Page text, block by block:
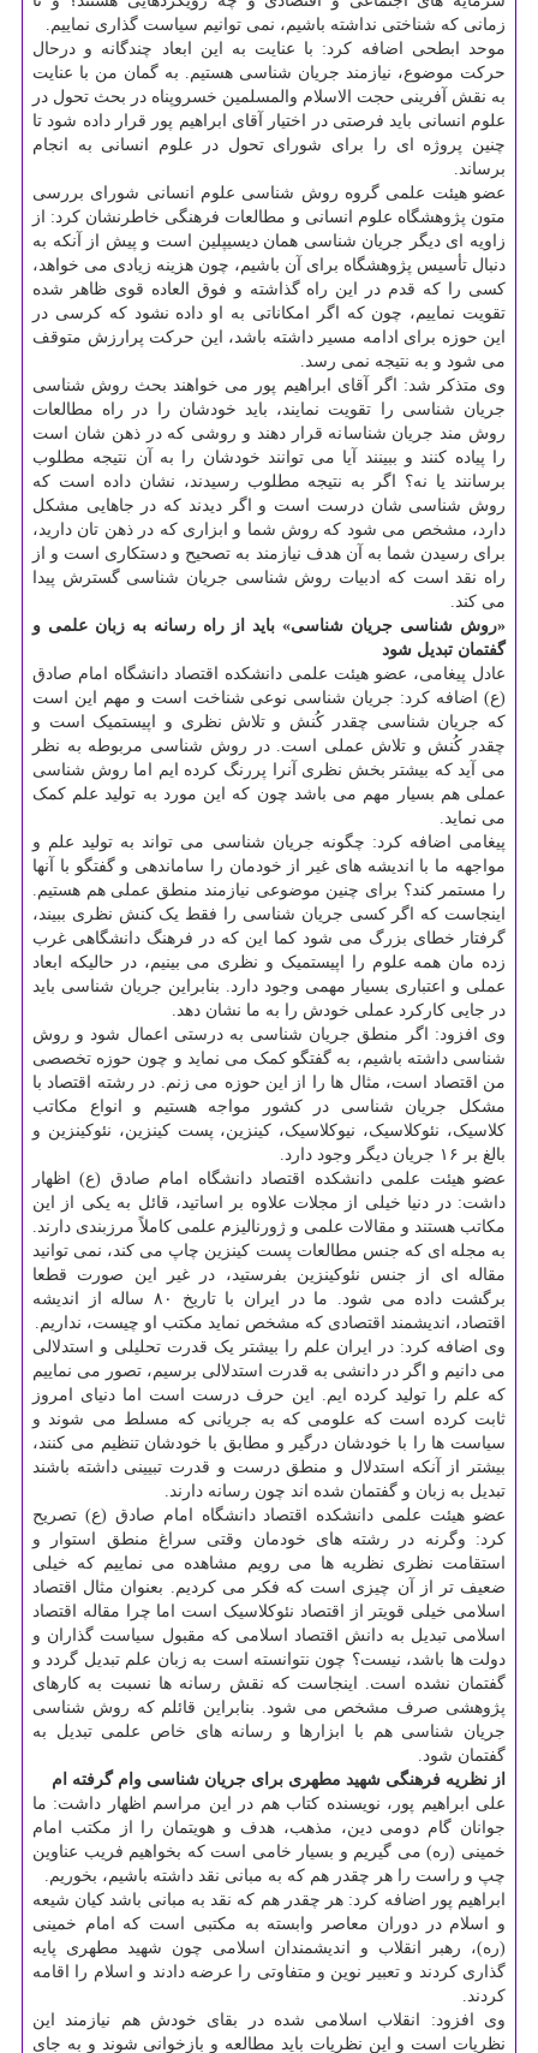
زمانی که شناختی نداشته باشیم، نمی توانیم سیاست گذاری نماییم.
موحد ابطحی اضافه کرد: با عنایت به این ابعاد چندگانه و درحال
حرکت موضوع، نیازمند جریان شناسی هستیم. به گمان من با عنایت
به نقش آفرینی حجت الاسلام والمسلمین خسروپناه در بحث تحول در
علوم انسانی باید فرصتی در اختیار آقای ابراهیم پور قرار داده شود تا
چنین پروژه ای را برای شورای تحول در علوم انسانی به انجام
برساند.
عضو هیئت علمی گروه روش شناسی علوم انسانی شورای بررسی
متون پژوهشگاه علوم انسانی و مطالعات فرهنگی خاطرنشان کرد: از
زاویه ای دیگر جریان شناسی همان دیسیپلین است و پیش از آنکه به
دنبال تأسیس پژوهشگاه برای آن باشیم، چون هزینه زیادی می خواهد،
کسی را که قدم در این راه گذاشته و فوق العاده قوی ظاهر شده
تقویت نماییم، چون که اگر امکاناتی به او داده نشود که کرسی در
این حوزه برای ادامه مسیر داشته باشد، این حرکت پرارزش متوقف
می شود و به نتیجه نمی رسد.
وی متذکر شد: اگر آقای ابراهیم پور می خواهند بحث روش شناسی
جریان شناسی را تقویت نمایند، باید خودشان را در راه مطالعات
روش مند جریان شناسانه قرار دهند و روشی که در ذهن شان است
را پیاده کنند و ببینند آیا می توانند خودشان را به آن نتیجه مطلوب
برسانند یا نه؟ اگر به نتیجه مطلوب رسیدند، نشان داده است که
روش شناسی شان درست است و اگر دیدند که در جاهایی مشکل
دارد، مشخص می شود که روش شما و ابزاری که در ذهن تان دارید،
برای رسیدن شما به آن هدف نیازمند به تصحیح و دستکاری است و از
راه نقد است که ادبیات روش شناسی جریان شناسی گسترش پیدا
می کند.
«روش شناسی جریان شناسی» باید از راه رسانه به زبان علمی و
گفتمان تبدیل شود
عادل پیغامی، عضو هیئت علمی دانشکده اقتصاد دانشگاه امام صادق
(ع) اضافه کرد: جریان شناسی نوعی شناخت است و مهم این است
که جریان شناسی چقدر کُنش و تلاش نظری و اپیستمیک است و
چقدر کُنش و تلاش عملی است. در روش شناسی مربوطه به نظر
می آید که بیشتر بخش نظری آنرا پررنگ کرده ایم اما روش شناسی
عملی هم بسیار مهم می باشد چون که این مورد به تولید علم کمک
می نماید.
پیغامی اضافه کرد: چگونه جریان شناسی می تواند به تولید علم و
مواجهه ما با اندیشه های غیر از خودمان را ساماندهی و گفتگو با آنها
را مستمر کند؟ برای چنین موضوعی نیازمند منطق عملی هم هستیم.
اینجاست که اگر کسی جریان شناسی را فقط یک کنش نظری ببیند،
گرفتار خطای بزرگ می شود کما این که در فرهنگ دانشگاهی غرب
زده مان همه علوم را اپیستمیک و نظری می بینیم، در حالیکه ابعاد
عملی و اعتباری بسیار مهمی وجود دارد. بنابراین جریان شناسی باید
در جایی کارکرد عملی خودش را به ما نشان دهد.
وی افزود: اگر منطق جریان شناسی به درستی اعمال شود و روش
شناسی داشته باشیم، به گفتگو کمک می نماید و چون حوزه تخصصی
من اقتصاد است، مثال ها را از این حوزه می زنم. در رشته اقتصاد با
مشکل جریان شناسی در کشور مواجه هستیم و انواع مکاتب
کلاسیک، نئوکلاسیک، نیوکلاسیک، کینزین، پست کینزین، نئوکینزین و
بالغ بر ۱۶ جریان دیگر وجود دارد.
عضو هیئت علمی دانشکده اقتصاد دانشگاه امام صادق (ع) اظهار
داشت: در دنیا خیلی از مجلات علاوه بر اساتید، قائل به یکی از این
مکاتب هستند و مقالات علمی و ژورنالیزم علمی کاملاً مرزبندی دارند.
به مجله ای که جنس مطالعات پست کینزین چاپ می کند، نمی توانید
مقاله ای از جنس نئوکینزین بفرستید، در غیر این صورت قطعا
برگشت داده می شود. ما در ایران با تاریخ ۸۰ ساله از اندیشه
اقتصاد، اندیشمند اقتصادی که مشخص نماید مکتب او چیست، نداریم.
وی اضافه کرد: در ایران علم را بیشتر یک قدرت تحلیلی و استدلالی
می دانیم و اگر در دانشی به قدرت استدلالی برسیم، تصور می نماییم
که علم را تولید کرده ایم. این حرف درست است اما دنیای امروز
ثابت کرده است که علومی که به جریانی که مسلط می شوند و
سیاست ها را با خودشان درگیر و مطابق با خودشان تنظیم می کنند،
بیشتر از آنکه استدلال و منطق درست و قدرت تبیینی داشته باشند
تبدیل به زبان و گفتمان شده اند چون رسانه دارند.
عضو هیئت علمی دانشکده اقتصاد دانشگاه امام صادق (ع) تصریح
کرد: وگرنه در رشته های خودمان وقتی سراغ منطق استوار و
استقامت نظری نظریه ها می رویم مشاهده می نماییم که خیلی
ضعیف تر از آن چیزی است که فکر می کردیم. بعنوان مثال اقتصاد
اسلامی خیلی قویتر از اقتصاد نئوکلاسیک است اما چرا مقاله اقتصاد
اسلامی تبدیل به دانش اقتصاد اسلامی که مقبول سیاست گذاران و
دولت ها باشد، نیست؟ چون نتوانسته است به زبان علم تبدیل گردد و
گفتمان نشده است. اینجاست که نقش رسانه ها نسبت به کارهای
پژوهشی صرف مشخص می شود. بنابراین قائلم که روش شناسی
جریان شناسی هم با ابزارها و رسانه های خاص علمی تبدیل به
گفتمان شود.
از نظریه فرهنگی شهید مطهری برای جریان شناسی وام گرفته ام
علی ابراهیم پور، نویسنده کتاب هم در این مراسم اظهار داشت: ما
جوانان گام دومی دین، مذهب، هدف و هویتمان را از مکتب امام
خمینی (ره) می گیریم و بسیار خامی است که بخواهیم فریب عناوین
چپ و راست را هر چقدر هم که به مبانی نقد داشته باشیم، بخوریم.
ابراهیم پور اضافه کرد: هر چقدر هم که نقد به مبانی باشد کیان شیعه
و اسلام در دوران معاصر وابسته به مکتبی است که امام خمینی
(ره)، رهبر انقلاب و اندیشمندان اسلامی چون شهید مطهری پایه
گذاری کردند و تعبیر نوین و متفاوتی را عرضه دادند و اسلام را اقامه
کردند.
وی افزود: انقلاب اسلامی شده در بقای خودش هم نیازمند این
نظریات است و این نظریات باید مطالعه و بازخوانی شوند و به جای